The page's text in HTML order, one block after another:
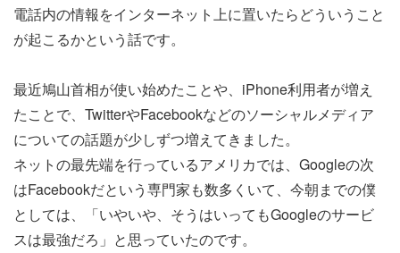
電話内の情報をインターネット上に置いたらどういうこと
が起こるかという話です。
最近鳩山首相が使い始めたことや、iPhone利用者が増え
たことで、TwitterやFacebookなどのソーシャルメディア
についての話題が少しずつ増えてきました。
ネットの最先端を行っているアメリカでは、Googleの次
はFacebookだという専門家も数多くいて、今朝までの僕
としては、「いやいや、そうはいってもGoogleのサービ
スは最強だろ」と思っていたのです。